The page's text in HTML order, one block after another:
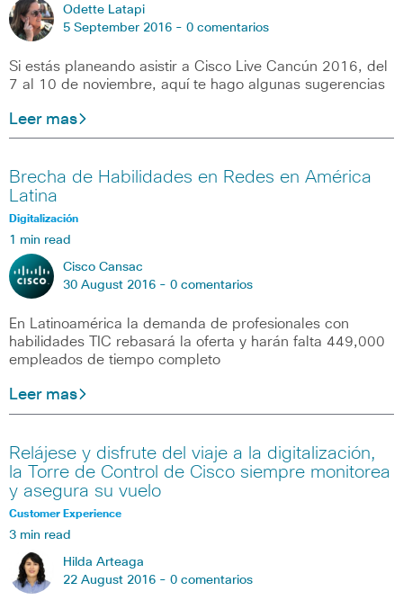
Odette Latapi
5 September 2016 - 0 comentarios
Si estás planeando asistir a Cisco Live Cancún 2016, del
7 al 10 de noviembre, aquí te hago algunas sugerencias
Leer mas
Brecha de Habilidades en Redes en América
Latina
Digitalización
1 min read
Cisco Cansac
30 August 2016 - 0 comentarios
En Latinoamérica la demanda de profesionales con
habilidades TIC rebasará la oferta y harán falta 449,000
empleados de tiempo completo
Leer mas
Relájese y disfrute del viaje a la digitalización,
la Torre de Control de Cisco siempre monitorea
y asegura su vuelo
Customer Experience
3 min read
Hilda Arteaga
22 August 2016 - 0 comentarios